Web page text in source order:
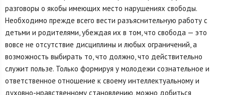
разговоры о якобы имеющих место нарушениях свободы.
Необходимо прежде всего вести разъяснительную работу с
детьми и родителями, убеждая их в том, что свобода — это
вовсе не отсутствие дисциплины и любых ограничений, а
возможность выбирать то, что должно, что действительно
служит пользе. Только формируя у молодежи сознательное и
ответственное отношение к своему интеллектуальному и
духовно-нравственному становлению, можно добиться